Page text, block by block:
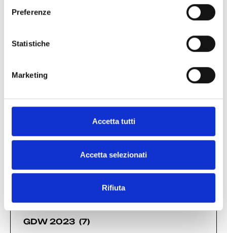
Preferenze
Statistiche
Marketing
Accetta tutti
Accetta selezionati
Rifiuta
GDW 2025, Materia anima del design.
GDW 2019 (1)
GDW 2021 (6)
GDW 2023 (7)